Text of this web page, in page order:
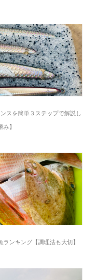
スを簡単３ステップで解説し
】
ランキング【調理法も大切】